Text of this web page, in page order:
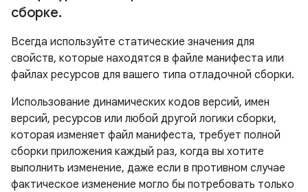
сборке.
Всегда используйте статические значения для
свойств, которые находятся в файле манифеста или
файлах ресурсов для вашего типа отладочной сборки.
Использование динамических кодов версий, имен
версий, ресурсов или любой другой логики сборки,
которая изменяет файл манифеста, требует полной
сборки приложения каждый раз, когда вы хотите
выполнить изменение, даже если в противном случае
фактическое изменение могло бы потребовать только